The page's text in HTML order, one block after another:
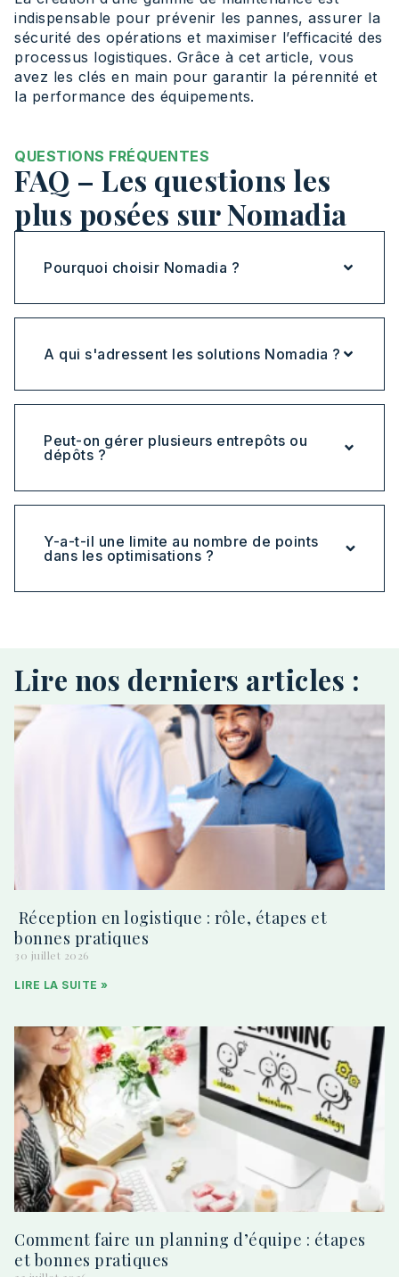
indispensable pour prévenir les pannes, assurer la
sécurité des opérations et maximiser l’efficacité des
processus logistiques. Grâce à cet article, vous
avez les clés en main pour garantir la pérennité et
la performance des équipements.
QUESTIONS FRÉQUENTES
FAQ – Les questions les
plus posées sur Nomadia
Pourquoi choisir Nomadia ?
A qui s'adressent les solutions Nomadia ?
Peut-on gérer plusieurs entrepôts ou
dépôts ?
Y-a-t-il une limite au nombre de points
dans les optimisations ?
Lire nos derniers articles :
Réception en logistique : rôle, étapes et
bonnes pratiques
30 juillet 2026
LIRE LA SUITE »
Comment faire un planning d’équipe : étapes
et bonnes pratiques